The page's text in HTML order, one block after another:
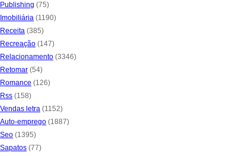
Publishing (75)
Imobiliária (1190)
Receita (385)
Recreação (147)
Relacionamento (3346)
Retomar (54)
Romance (126)
Rss (158)
Vendas letra (1152)
Auto-emprego (1887)
Seo (1395)
Sapatos (77)